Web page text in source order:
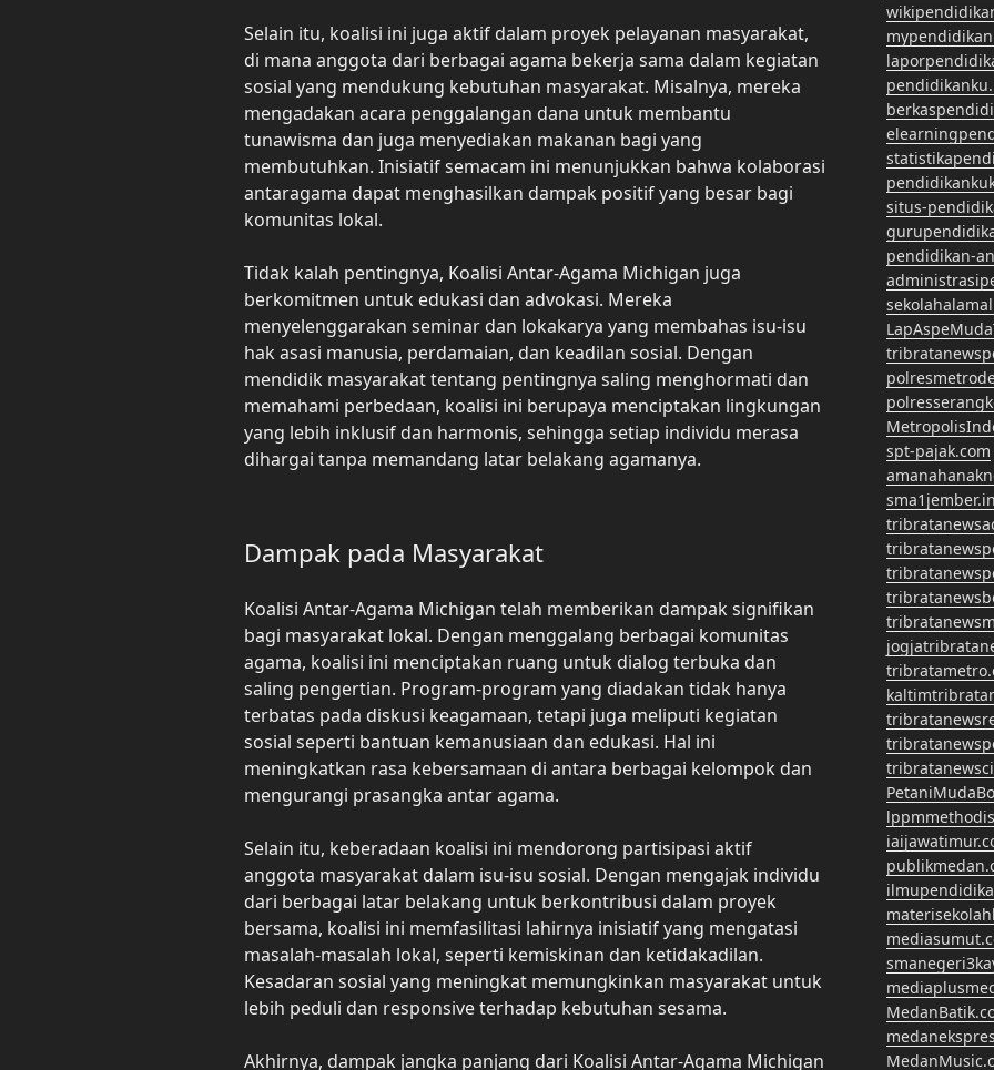
Selain itu, koalisi ini juga aktif dalam proyek pelayanan masyarakat,
di mana anggota dari berbagai agama bekerja sama dalam kegiatan
sosial yang mendukung kebutuhan masyarakat. Misalnya, mereka
mengadakan acara penggalangan dana untuk membantu
tunawisma dan juga menyediakan makanan bagi yang
membutuhkan. Inisiatif semacam ini menunjukkan bahwa kolaborasi
antaragama dapat menghasilkan dampak positif yang besar bagi
komunitas lokal.
Tidak kalah pentingnya, Koalisi Antar-Agama Michigan juga
berkomitmen untuk edukasi dan advokasi. Mereka
menyelenggarakan seminar dan lokakarya yang membahas isu-isu
hak asasi manusia, perdamaian, dan keadilan sosial. Dengan
mendidik masyarakat tentang pentingnya saling menghormati dan
memahami perbedaan, koalisi ini berupaya menciptakan lingkungan
yang lebih inklusif dan harmonis, sehingga setiap individu merasa
dihargai tanpa memandang latar belakang agamanya.
Dampak pada Masyarakat
Koalisi Antar-Agama Michigan telah memberikan dampak signifikan
bagi masyarakat lokal. Dengan menggalang berbagai komunitas
agama, koalisi ini menciptakan ruang untuk dialog terbuka dan
saling pengertian. Program-program yang diadakan tidak hanya
terbatas pada diskusi keagamaan, tetapi juga meliputi kegiatan
sosial seperti bantuan kemanusiaan dan edukasi. Hal ini
meningkatkan rasa kebersamaan di antara berbagai kelompok dan
mengurangi prasangka antar agama.
Selain itu, keberadaan koalisi ini mendorong partisipasi aktif
anggota masyarakat dalam isu-isu sosial. Dengan mengajak individu
dari berbagai latar belakang untuk berkontribusi dalam proyek
bersama, koalisi ini memfasilitasi lahirnya inisiatif yang mengatasi
masalah-masalah lokal, seperti kemiskinan dan ketidakadilan.
Kesadaran sosial yang meningkat memungkinkan masyarakat untuk
lebih peduli dan responsive terhadap kebutuhan sesama.
Akhirnya, dampak jangka panjang dari Koalisi Antar-Agama Michigan
situs-
pendidikan-
spt-pajak.com